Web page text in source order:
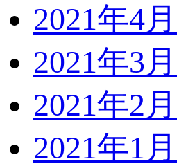
2021年4月
2021年3月
2021年2月
2021年1月